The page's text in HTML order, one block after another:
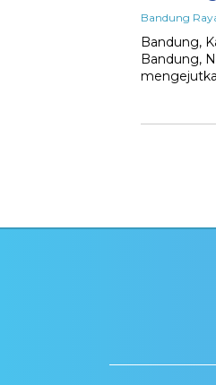
Bandung
Bandung,
Bandung,